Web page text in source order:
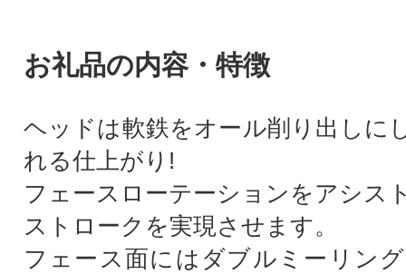
お礼品の内容・特徴
ヘッドは軟鉄をオール削り出しに
れる仕上がり!
フェースローテーションをアシス
ストロークを実現させます。
フェース面にはダブルミーリン